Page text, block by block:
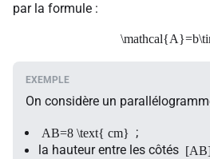
par la formule :
On considère un
AB=8 \text{ cm} ;
la hauteur entre les côtés [AB]